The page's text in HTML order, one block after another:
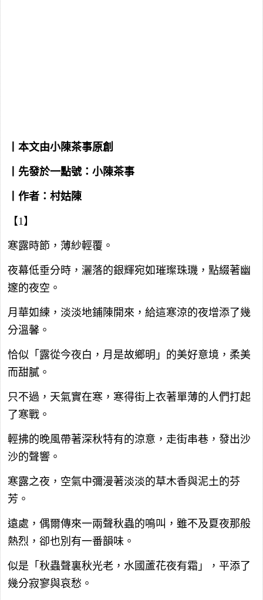
丨本文由小陳茶事原創
丨先發於一點號：小陳茶事
丨作者：村姑陳
【1】
寒露時節，薄紗輕覆。
夜幕低垂分時，灑落的銀輝宛如璀璨珠璣，點綴著幽
邃的夜空。
月華如練，淡淡地鋪陳開來，給這寒涼的夜增添了幾
分溫馨。
恰似「露從今夜白，月是故鄉明」的美好意境，柔美
而甜膩。
只不過，天氣實在寒，寒得街上衣著單薄的人們打起
了寒戰。
輕拂的晚風帶著深秋特有的涼意，走街串巷，發出沙
沙的聲響。
寒露之夜，空氣中彌漫著淡淡的草木香與泥土的芬
芳。
遠處，偶爾傳來一兩聲秋蟲的鳴叫，雖不及夏夜那般
熱烈，卻也別有一番韻味。
似是「秋蟲聲裏秋光老，水國蘆花夜有霜」，平添了
幾分寂寥與哀愁。